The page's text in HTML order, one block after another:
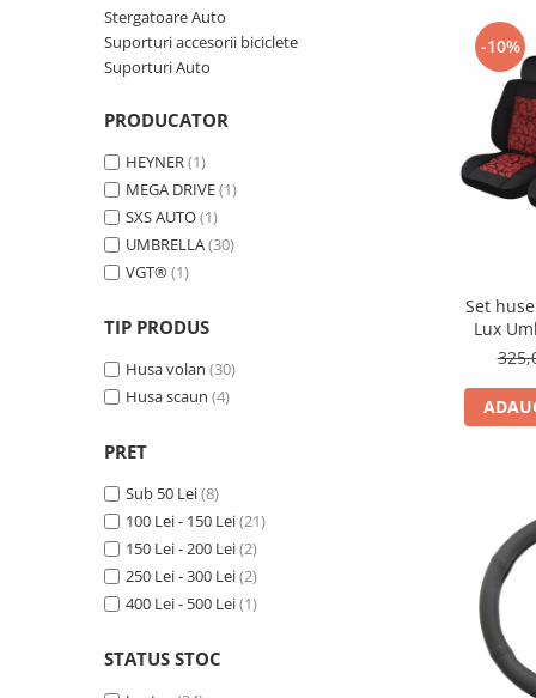
Uleiuri Hidraulice
Vaselina si Lubrifianti Auto
Filtre Combustibil
Filtre Habitaclu
Produse Cosmetica Auto
Produse curatare interior auto
Spuma activa & detergenti auto
Accesorii telefoane mobile
Cabluri Curent Auto
Cabluri si adaptoare telefoane
Echipamente Service
Incarcatoare telefoane mobile
Stergatoare Auto
Suporturi accesorii biciclete
Suporturi Auto
PRODUCATOR
HEYNER(1)
MEGA DRIVE(1)
SXS AUTO(1)
UMBRELLA(30)
VGT®(1)
TIP PRODUS
Husa volan (30)
Husa scaun (4)
PRET
Sub 50 Lei(8)
100 Lei - 150 Lei(21)
150 Lei - 200 Lei(2)
250 Lei - 300 Lei(2)
400 Lei - 500 Lei(1)
STATUS STOC
-10%
Set
Lux